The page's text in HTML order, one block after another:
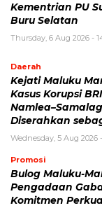
Kementrian PU
Buru Selatan
Thursday, 6 Aug 2026 -
Daerah
Kejati Maluku
Kasus Korupsi
Diserahkan
Wednesday, 5 Aug 2026
Promosi
Bulog Maluku-
Pengadaan
Komitmen